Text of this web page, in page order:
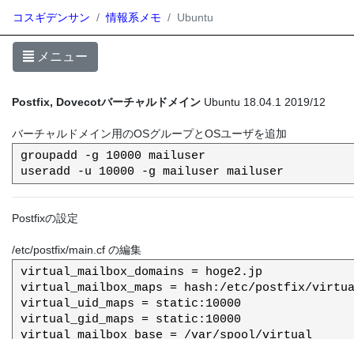
コスギデンサン 情報系メモ Ubuntu
メニュー
Postfix, Dovecotバーチャルドメイン Ubuntu 18.04.1 2019/12
バーチャルドメイン用のOSグループとOSユーザを追加
groupadd -g 10000 mailuser
Postfixの設定
/etc/postfix/main.cf の編集
virtual_mailbox_domains = hoge2.jp
virtual_mailbox_maps = hash:/etc/postfix/
virtual_uid_maps = static:10000
virtual_gid_maps = static:10000
virtual_mailbox_base = /var/spool/virtual